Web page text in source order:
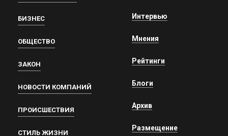
БИЗНЕС
ОБЩЕСТВО
ЗАКОН
НОВОСТИ КОМПАНИЙ
ПРОИСШЕСТВИЯ
СТИЛЬ ЖИЗНИ
Интервью
Мнения
Рейтинги
Блоги
Архив
Размещение